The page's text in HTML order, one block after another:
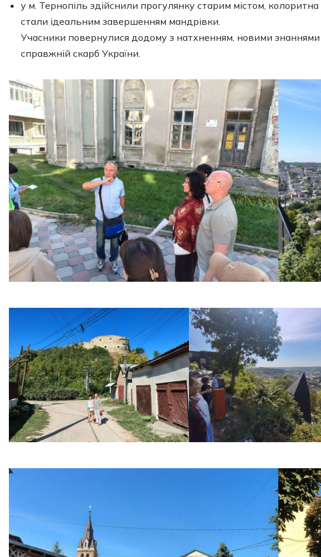
у м. Тернопіль здійснили прогулянку старим містом,
стали ідеальним завершенням мандрівки.
Учасники повернулися додому з натхненням, новими знаннями
справжній скарб України.